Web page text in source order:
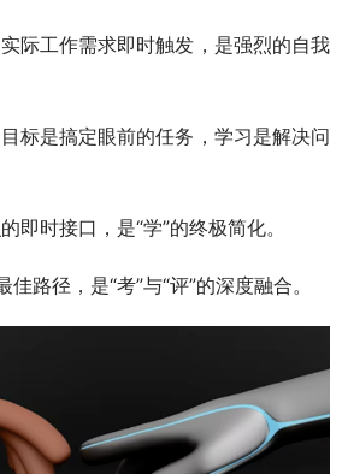
际工作需求即时触发，是强烈的自我
目标是搞定眼前的任务，学习是解决问
即时接口，是“学”的终极简化。
佳路径，是“考”与“评”的深度融合。